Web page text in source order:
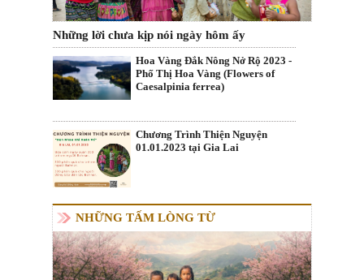
Những lời chưa kịp nói ngày hôm ấy
Hoa Vàng Đắk Nông Nở Rộ 2023 -
Phố Thị Hoa Vàng (Flowers of
Caesalpinia ferrea)
Chương Trình Thiện Nguyện
01.01.2023 tại Gia Lai
NHỮNG TẤM LÒNG TỪ